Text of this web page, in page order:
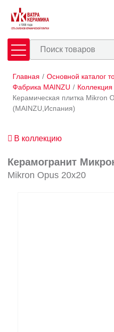
Плитка
Оплата и доставка
Контакты
Главная / Основной каталог
Фабрика MAINZU /
Керамическая плитка Mikron
(MAINZU,Испания)
В коллекцию
Керамогранит
Mikron Opus 20х20